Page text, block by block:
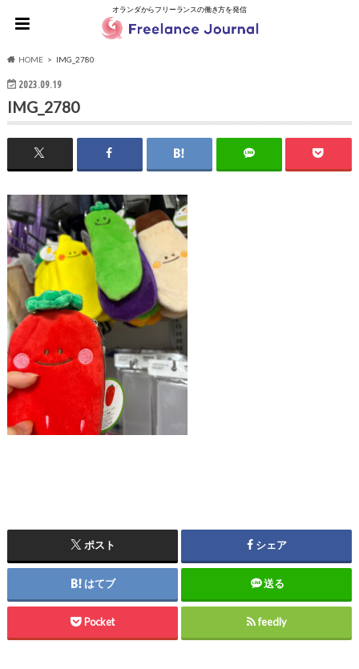
オランダからフリーランスの働き方を発信
HOME IMG_2780
2023.09.19
IMG_2780
ポスト シェア
はてブ 送る
Pocket feedly